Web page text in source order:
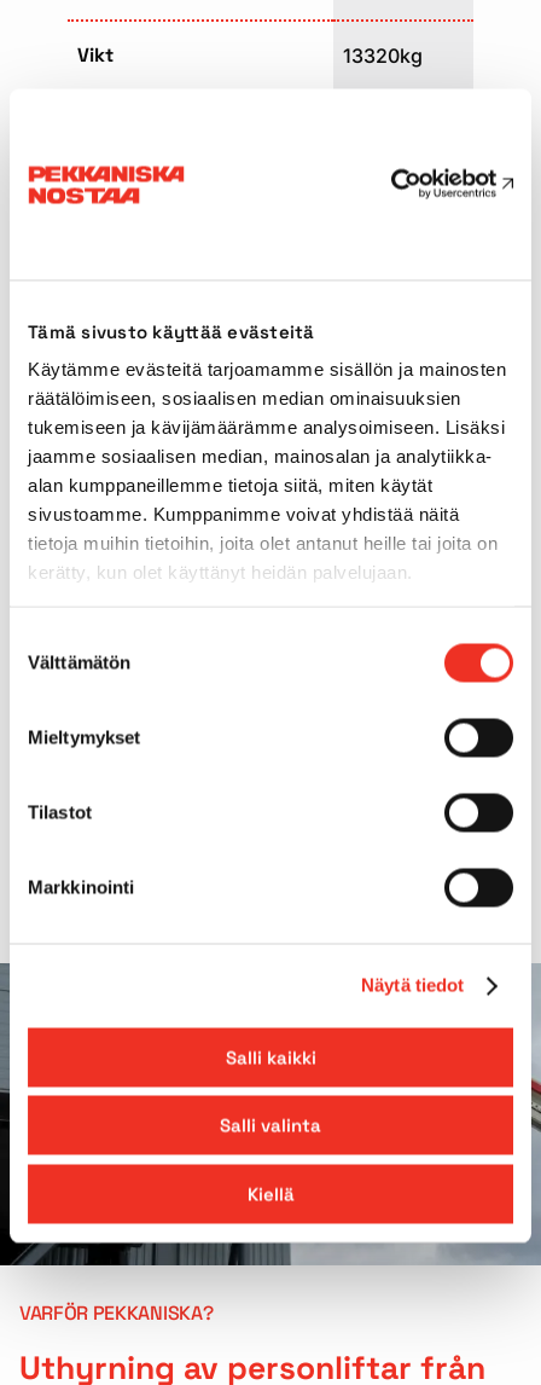
Tämä sivusto käyttää evästeitä
Käytämme evästeitä tarjoamamme sisällön ja mainosten
räätälöimiseen, sosiaalisen median ominaisuuksien
tukemiseen ja kävijämäärämme analysoimiseen. Lisäksi
jaamme sosiaalisen median, mainosalan ja analytiikka-
alan kumppaneillemme tietoja siitä, miten käytät
sivustoamme. Kumppanimme voivat yhdistää näitä
tietoja muihin tietoihin, joita olet antanut heille tai joita on
kerätty, kun olet käyttänyt heidän palvelujaan.
valinta
Välttämätön
Mieltymykset
Tilastot
Markkinointi
Näytä tiedot
Salli kaikki
Salli valinta
Kiellä
Vikt 13320kg
Transportbredd 2,47m
Drivkraft
Däck för användning
inomhus
Nej
Däck för användning
utomhus
Ja
Max. lutning på underlag
Max.
VARFÖR PEKKANISKA?
Uthyrning av personliftar från